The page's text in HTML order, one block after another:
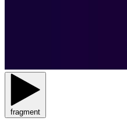
fragment